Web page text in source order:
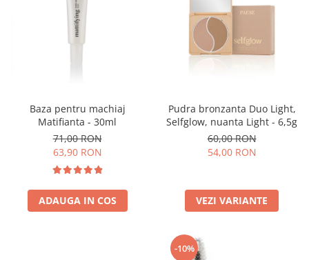
Baza pentru machiaj
Matifianta - 30ml
71,00 RON
63,90 RON
ADAUGA IN COS
Pudra bronzanta Duo Light,
Selfglow, nuanta Light - 6,5g
60,00 RON
54,00 RON
VEZI VARIANTE
-10%